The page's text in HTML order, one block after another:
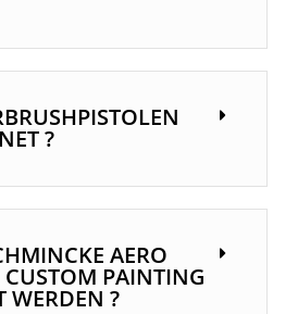
?
AERO
PAINTING
WERDEN ?